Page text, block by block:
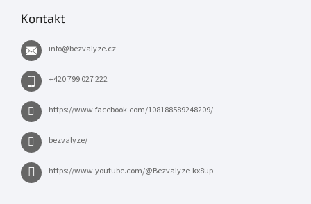
Kontakt
info@bezvalyze.cz
+420 799 027 222
https://www.facebook.com/108188589248209/
bezvalyze/
https://www.youtube.com/@Bezvalyze-kx8up